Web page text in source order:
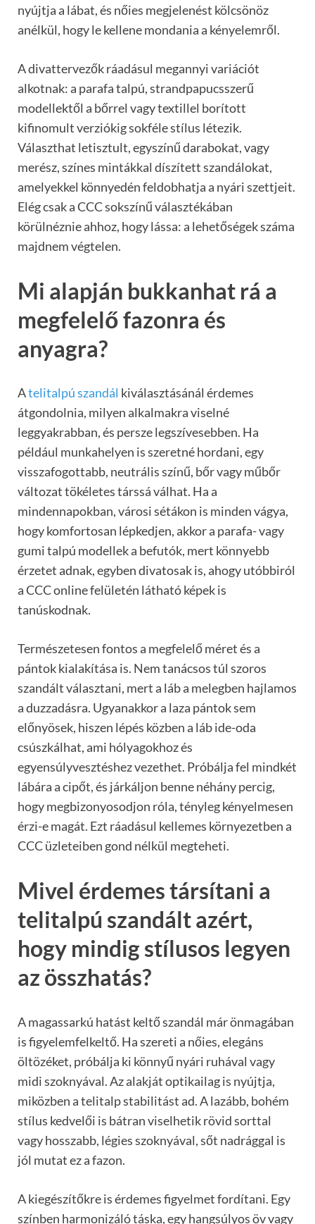
nyújtja a lábat, és nőies megjelenést kölcsönöz
anélkül, hogy le kellene mondania a kényelemről.
A divattervezők ráadásul megannyi variációt
alkotnak: a parafa talpú, strandpapucsszerű
modellektől a bőrrel vagy textillel borított
kifinomult verziókig sokféle stílus létezik.
Választhat letisztult, egyszínű darabokat, vagy
merész, színes mintákkal díszített szandálokat,
amelyekkel könnyedén feldobhatja a nyári szettjeit.
Elég csak a CCC sokszínű választékában
körülnéznie ahhoz, hogy lássa: a lehetőségek száma
majdnem végtelen.
Mi alapján bukkanhat rá a
megfelelő fazonra és
anyagra?
Atelitalpú szandál kiválasztásánál érdemes
átgondolnia, milyen alkalmakra viselné
leggyakrabban, és persze legszívesebben. Ha
például munkahelyen is szeretné hordani, egy
visszafogottabb, neutrális színű, bőr vagy műbőr
változat tökéletes társsá válhat. Ha a
mindennapokban, városi sétákon is minden vágya,
hogy komfortosan lépkedjen, akkor a parafa- vagy
gumi talpú modellek a befutók, mert könnyebb
érzetet adnak, egyben divatosak is, ahogy utóbbiról
a CCC online felületén látható képek is
tanúskodnak.
Természetesen fontos a megfelelő méret és a
pántok kialakítása is. Nem tanácsos túl szoros
szandált választani, mert a láb a melegben hajlamos
a duzzadásra. Ugyanakkor a laza pántok sem
előnyösek, hiszen lépés közben a láb ide-oda
csúszkálhat, ami hólyagokhoz és
egyensúlyvesztéshez vezethet. Próbálja fel mindkét
lábára a cipőt, és járkáljon benne néhány percig,
hogy megbizonyosodjon róla, tényleg kényelmesen
érzi-e magát. Ezt ráadásul kellemes környezetben a
CCC üzleteiben gond nélkül megteheti.
Mivel érdemes társítani a
telitalpú szandált azért,
hogy mindig stílusos legyen
az összhatás?
A magassarkú hatást keltő szandál már önmagában
is figyelemfelkeltő. Ha szereti a nőies, elegáns
öltözéket, próbálja ki könnyű nyári ruhával vagy
midi szoknyával. Az alakját optikailag is nyújtja,
miközben a telitalp stabilitást ad. A lazább, bohém
stílus kedvelői is bátran viselhetik rövid sorttal
vagy hosszabb, légies szoknyával, sőt nadrággal is
jól mutat ez a fazon.
A kiegészítőkre is érdemes figyelmet fordítani. Egy
színben harmonizáló táska, egy hangsúlyos öv vagy